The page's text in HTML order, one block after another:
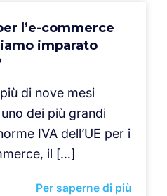
l’e-commerce
imparato
di nove mesi
dei più grandi
IVA dell’UE per i
il […]
Per saperne di più